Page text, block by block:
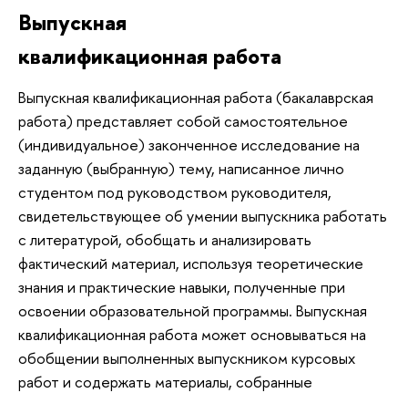
Выпускная
квалификационная работа
Выпускная квалификационная работа (бакалаврская
работа) представляет собой самостоятельное
(индивидуальное) законченное исследование на
заданную (выбранную) тему, написанное лично
студентом под руководством руководителя,
свидетельствующее об умении выпускника работать
с литературой, обобщать и анализировать
фактический материал, используя теоретические
знания и практические навыки, полученные при
освоении образовательной программы. Выпускная
квалификационная работа может основываться на
обобщении выполненных выпускником курсовых
работ и содержать материалы, собранные